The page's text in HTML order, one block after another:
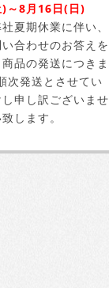
～8月16日(日)
夏期休業に伴い、
合わせのお答えを
品の発送につきま
次発送とさせてい
申し訳ございませ
します。